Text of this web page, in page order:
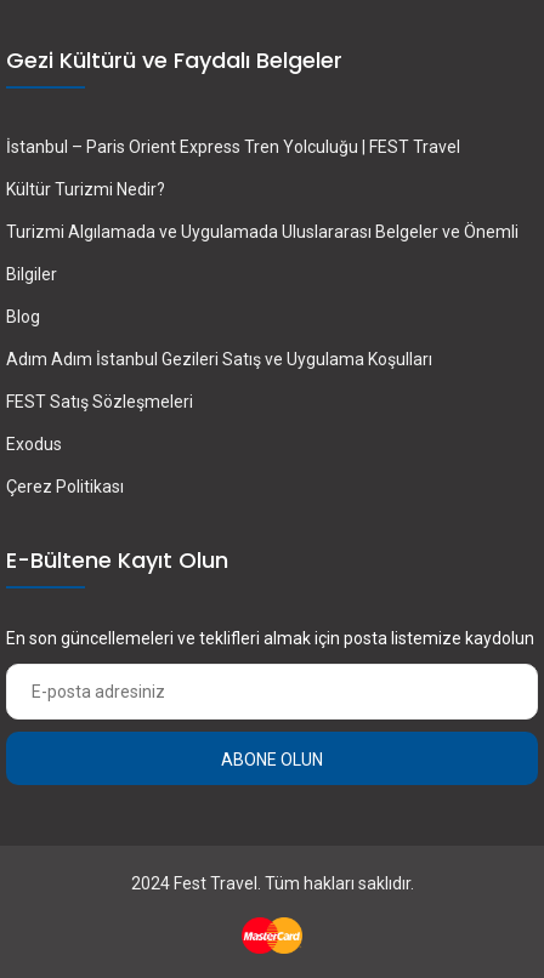
Gezi Kültürü ve Faydalı Belgeler
İstanbul – Paris Orient Express Tren Yolculuğu | FEST Travel
Kültür Turizmi Nedir?
Turizmi Algılamada ve Uygulamada Uluslararası Belgeler ve Önemli
Bilgiler
Blog
Adım Adım İstanbul Gezileri Satış ve Uygulama Koşulları
FEST Satış Sözleşmeleri
Exodus
Çerez Politikası
E-Bültene Kayıt Olun
En son güncellemeleri ve teklifleri almak için posta listemize kaydolun
ABONE OLUN
2024 Fest Travel. Tüm hakları saklıdır.